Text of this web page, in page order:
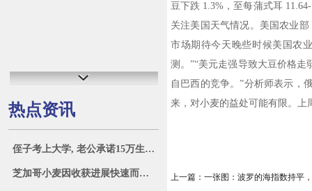
热点资讯
侄子考上大学, 老公承诺15万生活费他全包, 我提出离婚: 自己管
芝加哥小麦因收获进展快速而下跌 3%，玉米和大豆亦下跌
豆下跌 1.3%，至每蒲式耳
关注美国天气情况。美国农业
市场期待今天晚些时候美国农
测。”“美元走强导致大豆价格
自巴西的竞争。”分析师表示，
来，对小麦的益处可能有限。上
上一篇： 一张图：波罗的海指数持平